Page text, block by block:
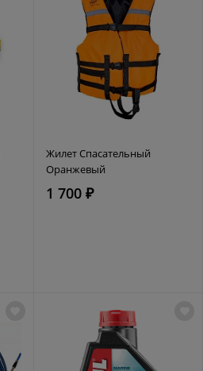
Жилет Спасательный
Оранжевый
1 700 ₽